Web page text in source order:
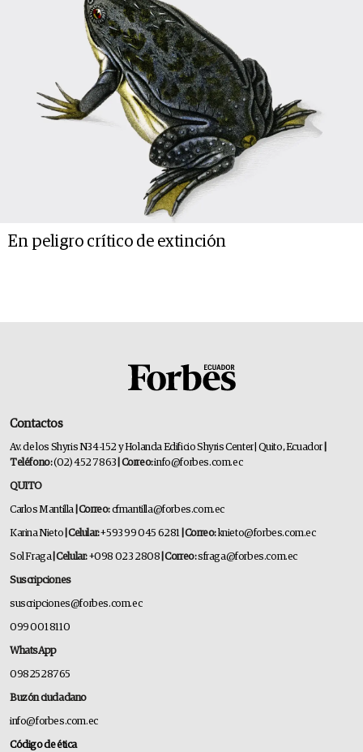
En peligro crítico de extinción
Contactos
Av. de los Shyris N34-152 y Holanda Edificio Shyris Center | Quito, Ecuador
Teléfono:(02) 452 7863 | Correo:info@forbes.com.ec
QUITO
Carlos Mantilla | Correo:cfmantilla@forbes.com.ec
Karina Nieto | Celular:+593 99 045 6281 | Correo:knieto@forbes.com.ec
Sol Fraga| Celular:+098 023 2808 | Correo:sfraga@forbes.com.ec
Suscripciones
suscripciones@forbes.com.ec
099 001 8110
WhatsApp
0982528765
Buzón ciudadano
info@forbes.com.ec
Código de ética